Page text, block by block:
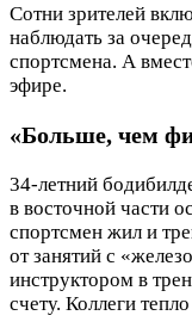
Сотни зрителей
наблюдать за
спортсмена. А
эфире.
«Больше, чем
34-летний
в восточной части
спортсмен жил и
от занятий с
инструктором в
счету. Коллеги